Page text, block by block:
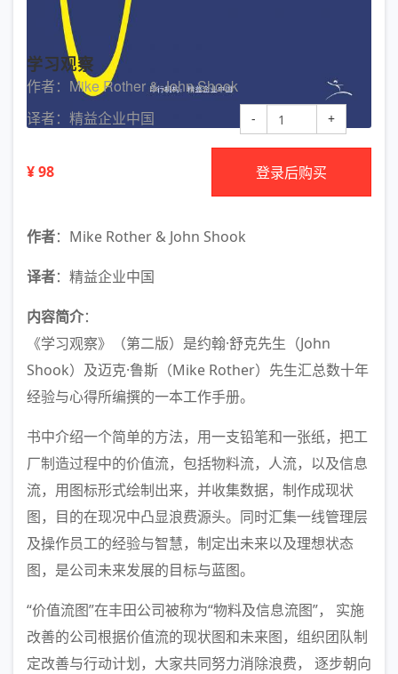
学习观察
作者：Mike Rother & John Shook
译者：精益企业中国
¥ 98
- +
登录后购买
作者：Mike Rother & John Shook
译者：精益企业中国
内容简介：
《学习观察》（第二版）是约翰·舒克先生（John
Shook）及迈克·鲁斯（Mike Rother）先生汇总数十年
经验与心得所编撰的一本工作手册。
书中介绍一个简单的方法，用一支铅笔和一张纸，把工
厂制造过程中的价值流，包括物料流，人流，以及信息
流，用图标形式绘制出来，并收集数据，制作成现状
图，目的在现况中凸显浪费源头。同时汇集一线管理层
及操作员工的经验与智慧，制定出未来以及理想状态
图，是公司未来发展的目标与蓝图。
“价值流图”在丰田公司被称为“物料及信息流图”， 实施
改善的公司根据价值流的现状图和未来图，组织团队制
定改善与行动计划，大家共同努力消除浪费， 逐步朝向